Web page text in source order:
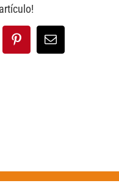
PinterestCorreo
electrónico